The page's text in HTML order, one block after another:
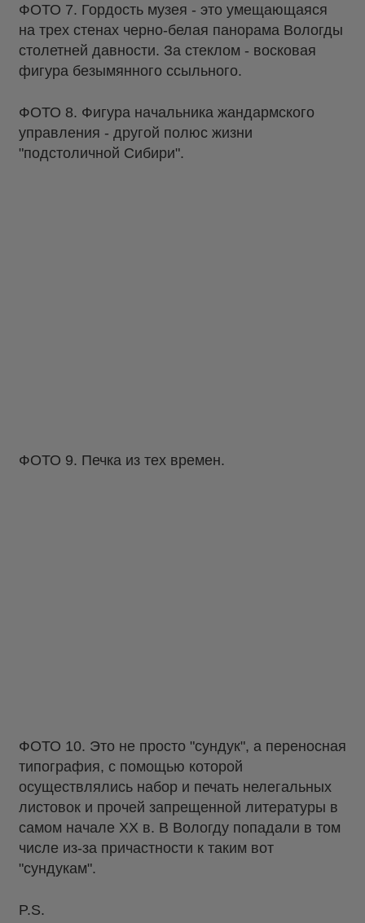
ФОТО 7. Гордость музея - это умещающаяся
на трех стенах черно-белая панорама Вологды
столетней давности. За стеклом - восковая
фигура безымянного ссыльного.
ФОТО 8. Фигура начальника жандармского
управления - другой полюс жизни
"подстоличной Сибири".
ФОТО 9. Печка из тех времен.
ФОТО 10. Это не просто "сундук", а переносная
типография, с помощью которой
осуществлялись набор и печать нелегальных
листовок и прочей запрещенной литературы в
самом начале XX в. В Вологду попадали в том
числе из-за причастности к таким вот
"сундукам".
P.S.